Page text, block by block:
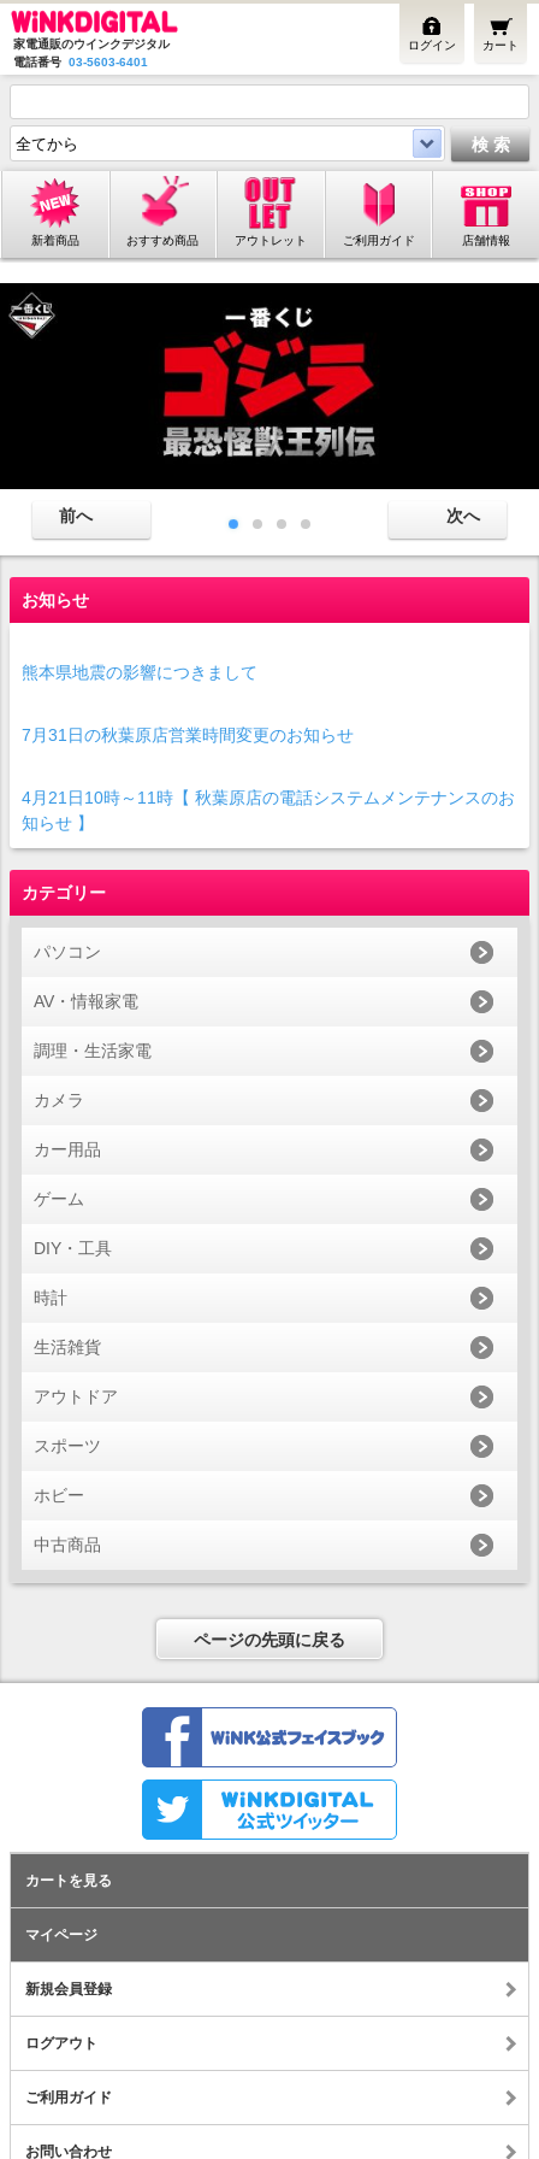
家電通販のウインクデジタル
電話番号 03-5603-6401
カート
ログイン
新着商品 おすすめ商品 アウトレット ご利用ガイド 店舗情報
お知らせ
熊本県地震の影響につきまして
7月31日の秋葉原店営業時間変更のお知らせ
4月21日10時～11時【 秋葉原店の電話システムメンテナンスのお
知らせ 】
カテゴリー
パソコン
AV・情報家電
調理・生活家電
カメラ
カー用品
ゲーム
DIY・工具
時計
生活雑貨
アウトドア
スポーツ
ホビー
中古商品
ページの先頭に戻る
カートを見る
マイページ
新規会員登録
ログアウト
ご利用ガイド
お問い合わせ